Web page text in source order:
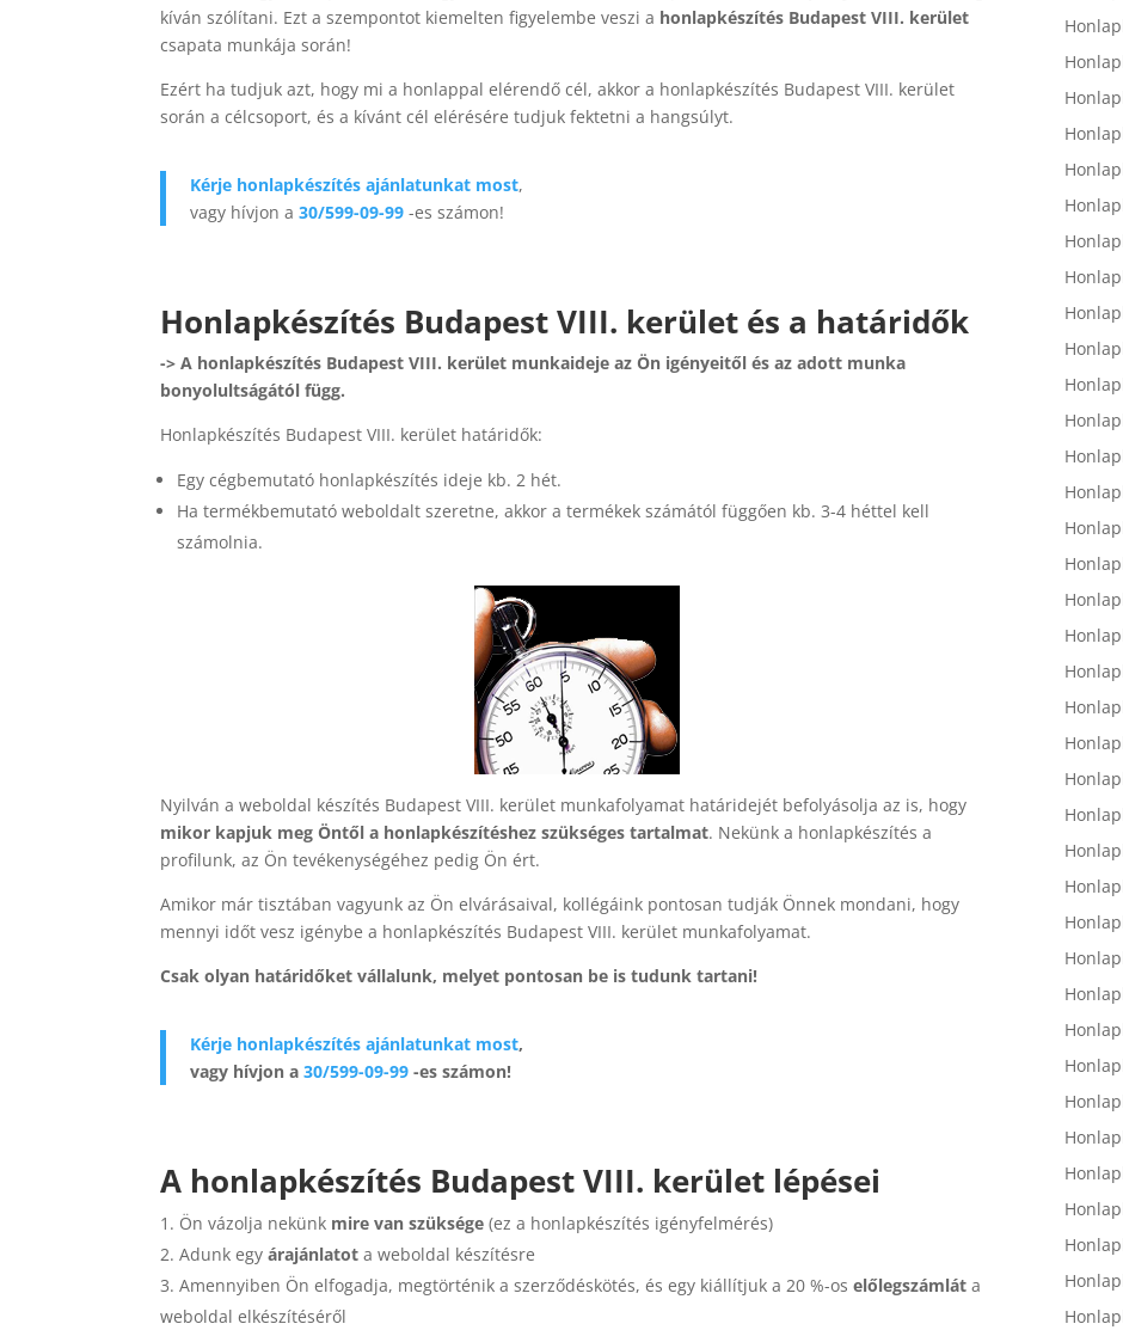
kíván szólítani. Ezt a szempontot kiemelten figyelembe veszi a honlapkészítés Budapest VIII. kerület
csapata munkája során!
Ezért ha tudjuk azt, hogy mi a honlappal elérendő cél, akkor a honlapkészítés Budapest VIII. kerület
során a célcsoport, és a kívánt cél elérésére tudjuk fektetni a hangsúlyt.
Kérje honlapkészítés ajánlatunkat most,
vagy hívjon a30/599-09-99 -es számon!
Honlapkészítés Budapest VIII. kerület és a határidők
-> A honlapkészítés Budapest VIII. kerület munkaideje az Ön igényeitől és az adott munka
bonyolultságától függ.
Honlapkészítés Budapest VIII. kerület határidők:
Egy cégbemutató honlapkészítés ideje kb. 2 hét.
Ha termékbemutató weboldalt szeretne, akkor a termékek számától függően kb. 3-4 héttel kell
számolnia.
Nyilván a weboldal készítés Budapest VIII. kerület munkafolyamat határidejét befolyásolja az is, hogy
mikor kapjuk meg Öntől a honlapkészítéshez szükséges tartalmat. Nekünk a honlapkészítés a
profilunk, az Ön tevékenységéhez pedig Ön ért.
Amikor már tisztában vagyunk az Ön elvárásaival, kollégáink pontosan tudják Önnek mondani, hogy
mennyi időt vesz igénybe a honlapkészítés Budapest VIII. kerület munkafolyamat.
Csak olyan határidőket vállalunk, melyet pontosan be is tudunk tartani!
Kérje honlapkészítés ajánlatunkat most,
vagy hívjon a30/599-09-99 -es számon!
A honlapkészítés Budapest VIII. kerület lépései
Ön vázolja nekünk mire van szüksége (ez a honlapkészítés igényfelmérés)
Adunk egyárajánlatot a weboldal készítésre
Amennyiben Ön elfogadja, megtörténik a szerződéskötés, és egy kiállítjuk a 20 %-oselőlegszámlát a
weboldal elkészítéséről